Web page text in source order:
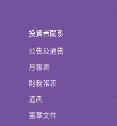
投資者關系
公告及通告
月報表
財務報表
通函
憲章文件